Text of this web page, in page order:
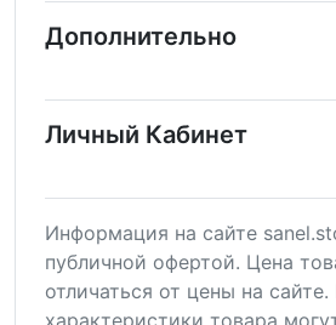
Дополнительно
Личный Кабинет
Информация на сайте
публичной офертой. Цена
отличаться от цены на
характеристики товара